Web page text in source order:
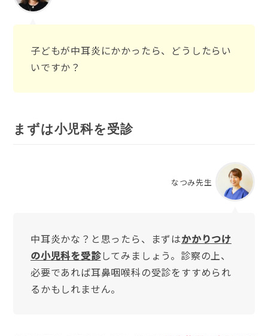
子どもが中耳炎にかかったら、どうしたらい
いですか？
まずは小児科を受診
なつみ先生
中耳炎かな？と思ったら、まずはかかりつけ
の小児科を受診してみましょう。診察の上、
必要であれば耳鼻咽喉科の受診をすすめられ
るかもしれません。